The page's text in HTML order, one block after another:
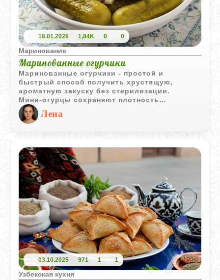
18.01.2026 1,84K 0 0
Маринование
Маринованные огурчики
Маринованные огурчики - простой и
быстрый способ получить хрустящую,
ароматную закуску без стерилизации.
Мини‑огурцы сохраняют плотность
благодаря холодной заливке, а укроп, чеснок
и специи создают яркий, насыщенный вкус.
Уже через пару дней огурцы готовы, но
особенно вкусными становятся к концу
тех, кто любит натуральные соленья и хочет
получить отличный результат с
минимальными усилиями.
Лена
03.10.2025 971 1 1
Узбекская кухня